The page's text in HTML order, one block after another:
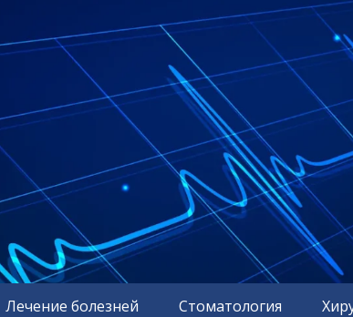
Лечение болезней Стоматология